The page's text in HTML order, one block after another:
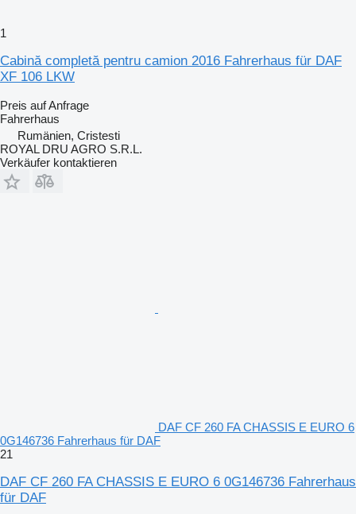
1
Cabină completă pentru camion 2016 Fahrerhaus für DAF
XF 106 LKW
Preis auf Anfrage
Fahrerhaus
Rumänien, Cristesti
ROYAL DRU AGRO S.R.L.
Verkäufer kontaktieren
DAF CF 260 FA CHASSIS E EURO 6
0G146736 Fahrerhaus für DAF
21
DAF CF 260 FA CHASSIS E EURO 6 0G146736 Fahrerhaus
für DAF